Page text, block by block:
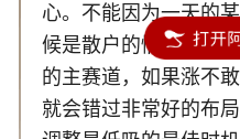
心。不能因为一天的
候是散户的情绪左右
的主赛道，如果涨不
就会错过非常好的布